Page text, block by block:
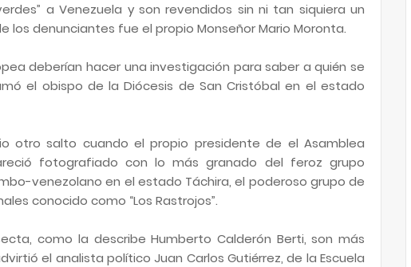
a Venezuela y son revendidos sin ni tan siquiera un
los denunciantes fue el propio Monseñor Mario Moronta.
deberían hacer una investigación para saber a quién se
el obispo de la Diócesis de San Cristóbal en el estado
otro salto cuando el propio presidente de el Asamblea
fotografiado con lo más granado del feroz grupo
venezolano en el estado Táchira, el poderoso grupo de
conocido como “Los Rastrojos”.
como la describe Humberto Calderón Berti, son más
el analista político Juan Carlos Gutiérrez, de la Escuela